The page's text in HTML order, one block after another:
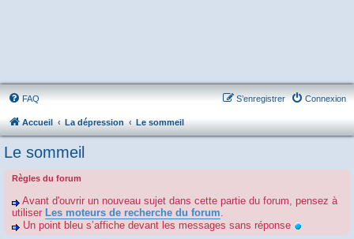
FAQ Connexion
S’enregistrer
Accueil La dépression Le sommeil
Le sommeil
Règles du forum
Avant d'ouvrir un nouveau sujet dans cette partie du forum, pensez à
utiliser Les moteurs de recherche du forum.
Un point bleu s’affiche devant les messages sans réponse